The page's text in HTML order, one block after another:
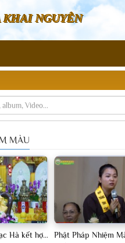
KHAI NGUYÊN
MÀU
Uống nước nấu củ Bạc Hà kết hợp với nước lá Đu Đủ dần khỏi bệnh Gan Nhiễm Mỡ, Thoái Hoá Cột Sống...